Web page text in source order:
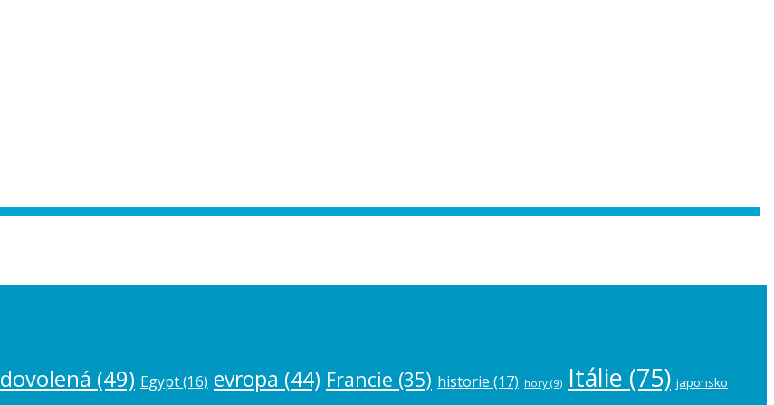
dovolená (49) Egypt(16) evropa (44) Francie (35) historie (17) hory (9) Itálie (75) japonsko